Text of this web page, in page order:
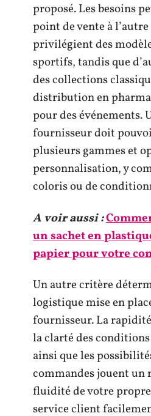
proposé. Les besoins
point de vente à
privilégient des
sportifs, tandis que
des collections
distribution en
pour des événements.
fournisseur doit
plusieurs gammes et
personnalisation, y
coloris ou de
A voir aussi :
un sachet en
papier pour votre
Un autre critère
logistique mise en
fournisseur. La
la clarté des
ainsi que les
commandes jouent un
fluidité de votre
service client